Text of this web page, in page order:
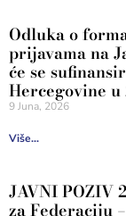
Odluka o
prijavama na
će se
Hercegovine
9 Juna, 2026
Više...
JAVNI POZIV
za Federaciju